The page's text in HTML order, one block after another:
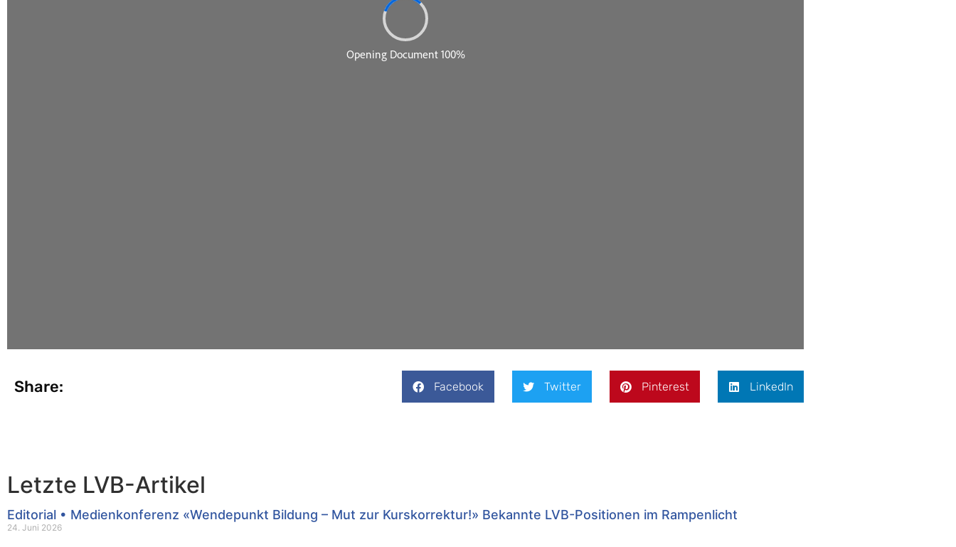
Share: Facebook Twitter Pinterest LinkedIn
Letzte LVB-Artikel
Editorial • Medienkonferenz «Wendepunkt Bildung – Mut zur Kurskorrektur!» Bekannte LVB-Positionen im Rampenlicht
24. Juni 2026